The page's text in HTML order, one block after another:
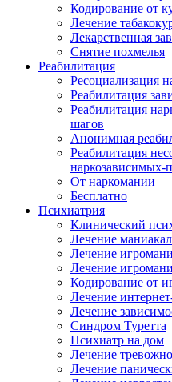
Кодирование от
Лечение
Лекарственная
Снятие похмелья
Реабилитация
Ресоциализация
Реабилитация
Реабилитация
шагов
Анонимная
Реабилитация
наркозависимых-
От наркомании
Бесплатно
Психиатрия
Клинический
Лечение
Лечение
Лечение
Кодирование от
Лечение
Лечение
Синдром Туретта
Психиатр на дом
Лечение
Лечение